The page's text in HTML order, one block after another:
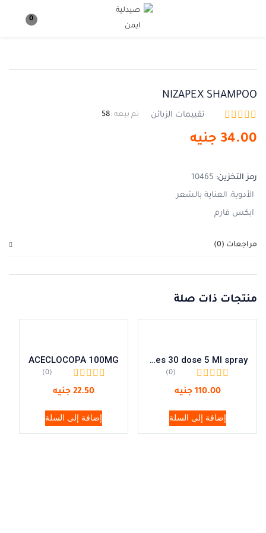
0
NIZAPEX SHAMPOO
تقييمات الزبائن تم بيعه :58
34.00 جنيه
رمز التخزين: 10465
الأدوية العناية بالشعر
ابكس فارم
مراجعات (0)
منتجات ذات صلة
Physiomer Baby Unidoses 30 dose 5 Ml spray
(0)
110.00 جنيه
إضافة إلى السلة
ACECLOCOPA 100MG
(0)
22.50 جنيه
إضافة إلى السلة